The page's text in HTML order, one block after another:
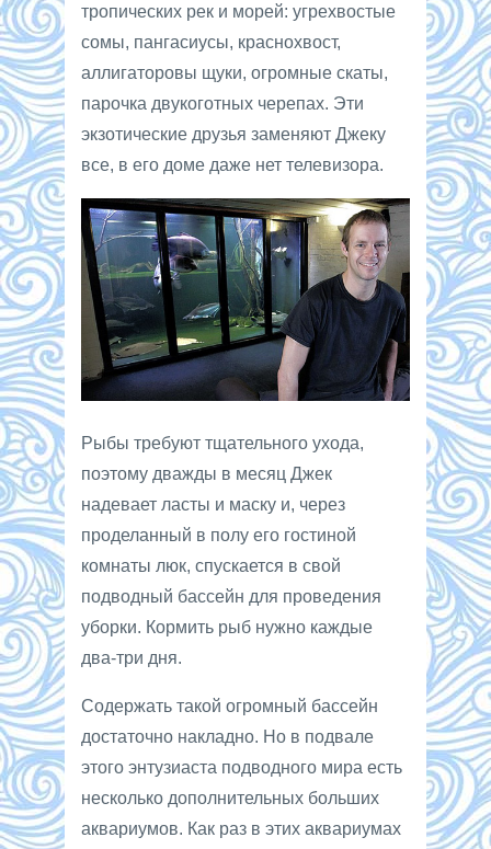
тропических рек и морей: угрехвостые
сомы, пангасиусы, краснохвост,
аллигаторовы щуки, огромные скаты,
парочка двукоготных черепах. Эти
экзотические друзья заменяют Джеку
все, в его доме даже нет телевизора.
Рыбы требуют тщательного ухода,
поэтому дважды в месяц Джек
надевает ласты и маску и, через
проделанный в полу его гостиной
комнаты люк, спускается в свой
подводный бассейн для проведения
уборки. Кормить рыб нужно каждые
два-три дня.
Содержать такой огромный бассейн
достаточно накладно. Но в подвале
этого энтузиаста подводного мира есть
несколько дополнительных больших
аквариумов. Как раз в этих аквариумах